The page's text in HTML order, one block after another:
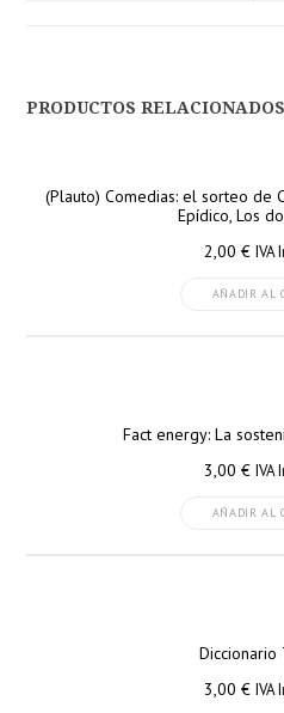
PRODUCTOS RELACIONADOS
(Plauto) Comedias: el sorteo de
Epídico, Los
2,00 € IVA
AÑADIR AL
Fact energy: La
3,00 € IVA
AÑADIR AL
Diccionario
3,00 € IVA